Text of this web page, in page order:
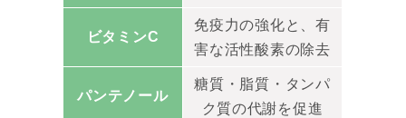
ビタミンC
免疫力の強化と、有
害な活性酸素の除去
パンテノール
糖質・脂質・タンパ
ク質の代謝を促進